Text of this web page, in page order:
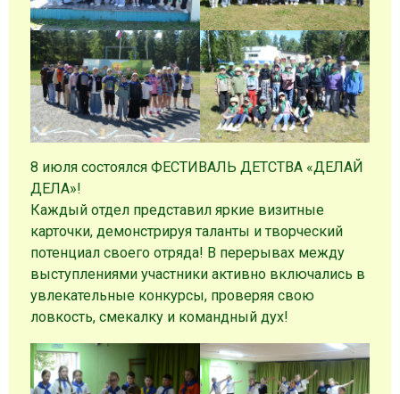
8 июля состоялся ФЕСТИВАЛЬ ДЕТСТВА «ДЕЛАЙ
ДЕЛА»!
Каждый отдел представил яркие визитные
карточки, демонстрируя таланты и творческий
потенциал своего отряда! В перерывах между
выступлениями участники активно включались в
увлекательные конкурсы, проверяя свою
ловкость, смекалку и командный дух!